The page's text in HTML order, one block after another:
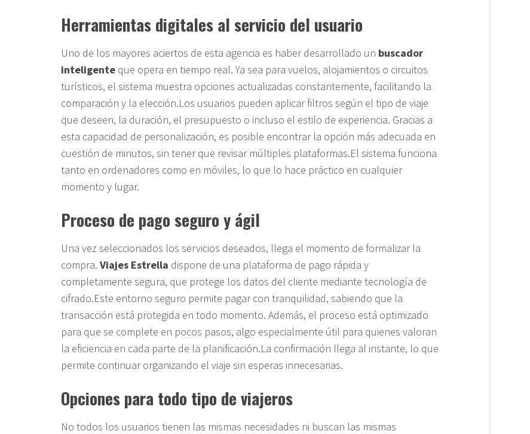
Herramientas digitales al servicio del usuario
Uno de los mayores aciertos de esta agencia es haber desarrollado un buscador
inteligente que opera en tiempo real. Ya sea para vuelos, alojamientos o circuitos
turísticos, el sistema muestra opciones actualizadas constantemente, facilitando la
comparación y la elección.Los usuarios pueden aplicar filtros según el tipo de viaje
que deseen, la duración, el presupuesto o incluso el estilo de experiencia. Gracias a
esta capacidad de personalización, es posible encontrar la opción más adecuada en
cuestión de minutos, sin tener que revisar múltiples plataformas.El sistema funciona
tanto en ordenadores como en móviles, lo que lo hace práctico en cualquier
momento y lugar.
Proceso de pago seguro y ágil
Una vez seleccionados los servicios deseados, llega el momento de formalizar la
compra. Viajes Estrella dispone de una plataforma de pago rápida y
completamente segura, que protege los datos del cliente mediante tecnología de
cifrado.Este entorno seguro permite pagar con tranquilidad, sabiendo que la
transacción está protegida en todo momento. Además, el proceso está optimizado
para que se complete en pocos pasos, algo especialmente útil para quienes valoran
la eficiencia en cada parte de la planificación.La confirmación llega al instante, lo que
permite continuar organizando el viaje sin esperas innecesarias.
Opciones para todo tipo de viajeros
No todos los usuarios tienen las mismas necesidades ni buscan las mismas